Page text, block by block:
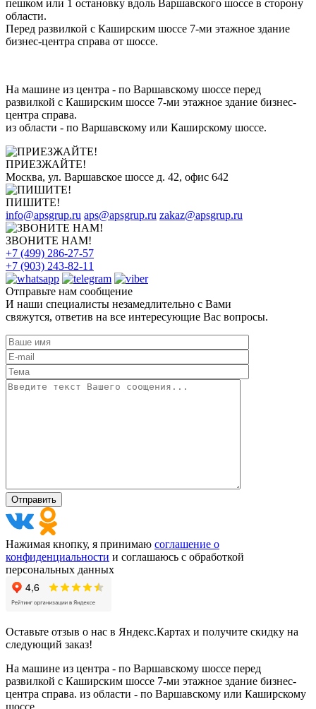
пешком или 1 остановку вдоль Варшавского шоссе в сторону
области.
Перед развилкой с Каширским шоссе 7-ми этажное здание
бизнес-центра справа от шоссе.
На машине из центра - по Варшавскому шоссе перед
развилкой с Каширским шоссе 7-ми этажное здание бизнес-
центра справа.
из области - по Варшавскому или Каширскому шоссе.
ПРИЕЗЖАЙТЕ!
Москва, ул. Варшавское шоссе д. 42, офис 642
ПИШИТЕ!
info@apsgrup.ru aps@apsgrup.ru zakaz@apsgrup.ru
ЗВОНИТЕ НАМ!
+7 (499) 286-27-57
+7 (903) 243-82-11
Отправьте нам сообщение
И наши специалисты незамедлительно с Вами
свяжутся, ответив на все интересующие Вас вопросы.
Нажимая кнопку, я принимаю соглашение о
конфиденциальности и соглашаюсь с обработкой
персональных данных
Оставьте отзыв о нас в Яндекс.Картах и получите скидку на
следующий заказ!
На машине из центра - по Варшавскому шоссе перед
развилкой с Каширским шоссе 7-ми этажное здание бизнес-
центра справа. из области - по Варшавскому или Каширскому
шоссе..